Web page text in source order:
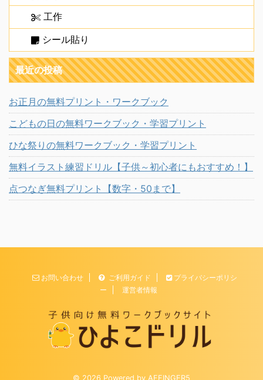
工作
シール貼り
最近の投稿
お正月の無料プリント・ワークブック
こどもの日の無料ワークブック・学習プリント
ひな祭りの無料ワークブック・学習プリント
無料イラスト練習ドリル【子供～初心者にもおすすめ！】
点つなぎ無料プリント【数字・50まで】
お問い合わせ ご利用ガイド
プライバシーポリシ
ー
運営者情報
© 2026 Powered by AFFINGER5